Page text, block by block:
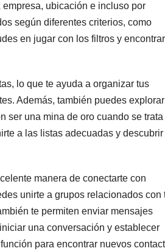
ubicación e incluso por
según diferentes criterios, como
en jugar con los filtros y encontrar
lo que te ayuda a organizar tus
Además, también puedes explorar
ser una mina de oro cuando se trata
a las listas adecuadas y descubrir
manera de conectarte con
unirte a grupos relacionados con
te permiten enviar mensajes
una conversación y establecer
para encontrar nuevos